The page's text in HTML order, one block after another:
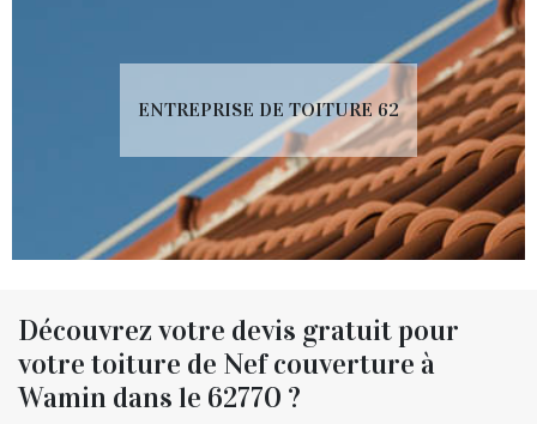
ENTREPRISE DE TOITURE 62
Découvrez votre devis gratuit pour
votre toiture de Nef couverture à
Wamin dans le 62770 ?